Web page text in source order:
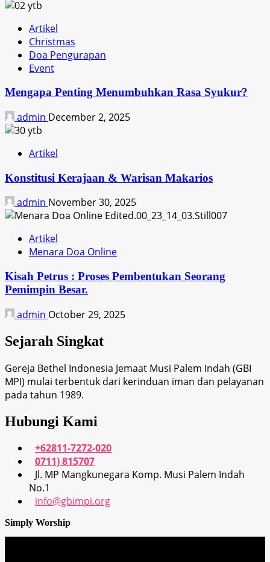
Artikel
Christmas
Doa Pengurapan
Event
Mengapa Penting Menumbuhkan Rasa Syukur?
admin December 2, 2025
Artikel
Konstitusi Kerajaan & Warisan Makarios
admin November 30, 2025
Artikel
Menara Doa Online
Kisah Petrus : Proses Pembentukan Seorang
Pemimpin Besar.
admin October 29, 2025
Sejarah Singkat
Gereja Bethel Indonesia Jemaat Musi Palem Indah (GBI
MPI) mulai terbentuk dari kerinduan iman dan pelayanan
pada tahun 1989.
Hubungi Kami
+62811-7272-020
0711) 815707
Jl. MP Mangkunegara Komp. Musi Palem Indah
No.1
info@gbimpi.org
Simply Worship